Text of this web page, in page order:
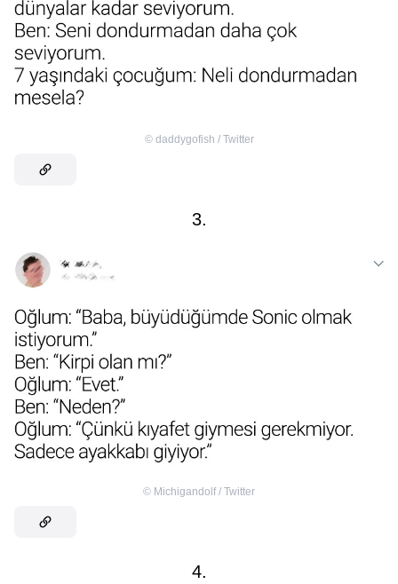
© daddygofish / Twitter
3.
© Michigandolf / Twitter
4.